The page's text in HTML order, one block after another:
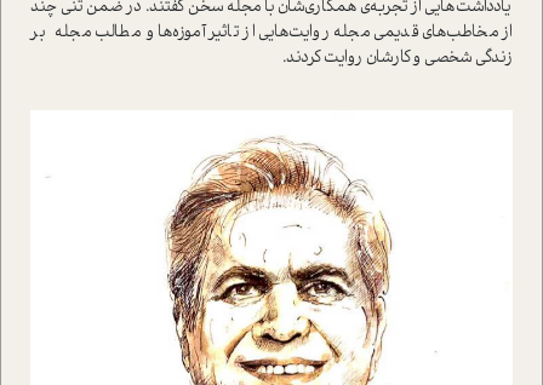
يادداشت‌هايي از تجربه‌ي همکاري‌شان با مجله سخن گفتند. در ضمن تني چند
از مخاطب‌هاي قديمي مجله روايت‌هايي از تاثير آموزه‌ها و مطالب مجله بر
زندگي شخصي و کارشان روايت کردند.